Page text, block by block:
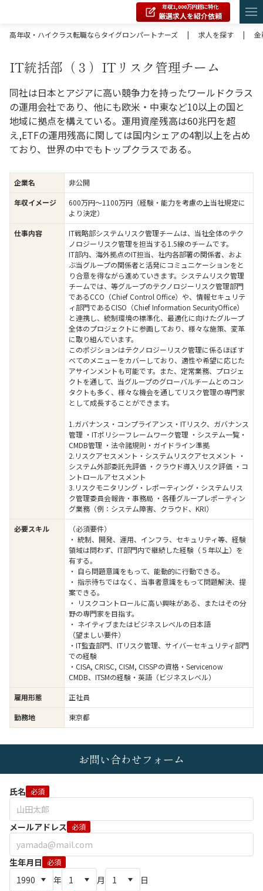
年収1,000万円超に特化
厳選求人を紹介依頼
高年収・ハイクラス転職ならタイグロンパートナーズ
| 求人を探す | 金
IT統括部（３）ITリスク管理チーム
同社は日本とアジアに高い競争力を持ったワールドクラス
の運用会社であり、他にも欧米・中東など10以上の国と
地域に拠点を構えている。運用資産残高は60兆円を超
え,ETFの運用残高に関しては国内シェアの4割以上を占め
ており、世界の中でもトップクラスである。
企業名
非公開
年収イメージ
600万円〜1100万円（経験・能力を考慮の上当社規定に
より決定）
仕事内容
IT戦略部システムリスク管理チームは、当社全体のテク
ノロジーリスク管理を担当する1.5線のチームです。
IT部内、海外拠点のIT担当、社内各部署の関係者、およ
ぶ当グループの関係者と活発にコミュニケーションをと
り合意を得ながら進めていきます。システムリスク管理
チームでは、等グループのテクノロジーリスク管理部門
であるCCO（Chief Control Office）や、情報セキュリテ
ィ部門であるCISO（Chief Information SecurityOffice）
と連携し、統制環境の標準化、最適化に向けたグループ
全体のプロジェクトに参画しており、様々な施策、変革
に取り組んでいます。
このポジションはテクノロジーリスク管理に係るほぼす
べてのメニューをカバーしており、適性や希望に応じた
アサインメントも可能です。また、定常業務、プロジェ
クトを通して、当グループのグローバルチームとのコン
タクトも多く、様々な機会を通してリスク管理の専門家
として成長することができます。
1.ガバナンス・コンプライアンス・ITリスク、ガバナンス
管理 ・ITポリシーフレームワーク管理 ・システム一覧・
CMDB管理 ・法令諸規則・ガイドライン準拠
2.リスクアセスメント・システムリスクアセスメント ・
システム外部委託先評価 ・クラウド導入リスク評価 ・コ
ントロールアセスメント
3.リスクモニタリング・レポーティング・システムリス
ク管理委員会報告・事務局 ・各種グループレポーティン
グ業務（例：システム障害、クラウド、KRI）
必要スキル
（必須要件）
・ 統制、開発、運用、インフラ、セキュリティ等、経験
領域は問わず、IT部門内で継続した経験（５年以上）を
有する。
・ 自ら問題意識をもって、能動的に行動できる。
・ 指示待ちではなく、当事者意識をもって問題解決、提
案できる。
・ リスクコントロールに高い興味がある、またはその分
野の専門家を目指す。
・ ネイティブまたはビジネスレベルの日本語
（望ましい要件）
・IT監査部門、ITリスク管理、サイバーセキュリティ部門
での経験
・CISA, CRISC, CISM, CISSPの資格・Servicenow
CMDB、ITSMの経験・英語（ビジネスレベル）
雇用形態
正社員
勤務地
東京都
お問い合わせフォーム
氏名 必須
メールアドレス 必須
生年月日 必須
年 月
日